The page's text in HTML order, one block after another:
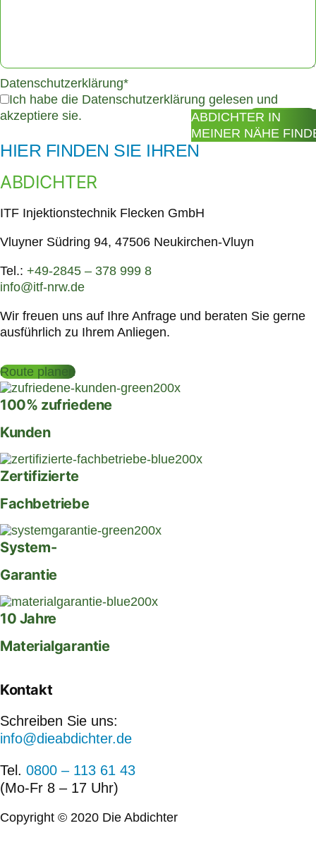
Datenschutzerklärung*
Ich habe die Datenschutzerklärung gelesen und
akzeptiere sie.
HIER FINDEN SIE IHREN
ABDICHTER
ITF Injektionstechnik Flecken GmbH
Vluyner Südring 94, 47506 Neukirchen-Vluyn
Tel.: +49-2845 – 378 999 8
info@itf-nrw.de
Wir freuen uns auf Ihre Anfrage und beraten Sie gerne
ausführlich zu Ihrem Anliegen.
Route planen
100% zufriedene
Kunden
Zertifizierte
Fachbetriebe
System-
Garantie
10 Jahre
Materialgarantie
Kontakt
Schreiben Sie uns:
info@dieabdichter.de
Tel. 0800 – 113 61 43
(Mo-Fr 8 – 17 Uhr)
ABDICHTER IN
MEINER NÄHE
Copyright © 2020 Die Abdichter